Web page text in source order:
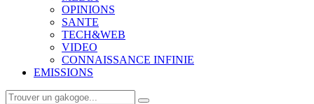
OPINIONS
SANTE
TECH&WEB
VIDEO
CONNAISSANCE INFINIE
EMISSIONS